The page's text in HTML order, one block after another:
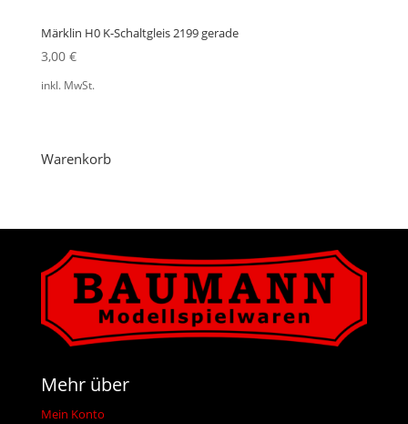
Märklin H0 K-Schaltgleis 2199 gerade
3,00 €
inkl. MwSt.
Warenkorb
Mehr über
Mein Konto